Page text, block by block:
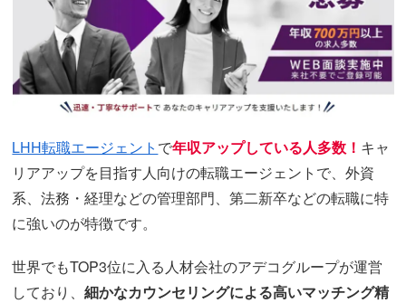
LHH転職エージェント で年収アップしている人多数！ キャ
リアアップを目指す人向けの転職エージェントで、外資
系、法務・経理などの管理部門、第二新卒などの転職に特
に強いのが特徴です。
世界でもTOP3位に入る人材会社のアデコグループが運営
しており、細かなカウンセリングによる高いマッチング精